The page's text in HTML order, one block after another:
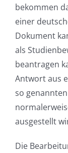
bekommen
einer
Dokument
als
beantragen
Antwort aus
so
ausgestellt
Die